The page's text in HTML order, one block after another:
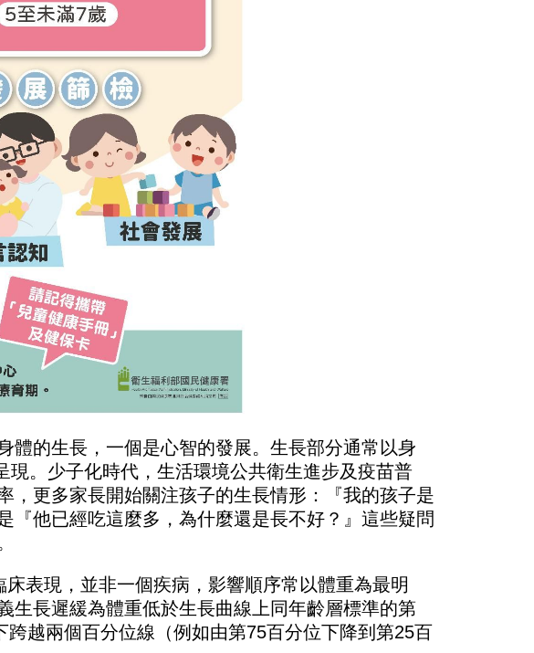
體的生長，一個是心智的發展。生長部分通常以身
現。少子化時代，生活環境公共衛生進步及疫苗普
，更多家長開始關注孩子的生長情形：『我的孩子是
『他已經吃這麼多，為什麼還是長不好？』這些疑問
床表現，並非一個疾病，影響順序常以體重為最明
生長遲緩為體重低於生長曲線上同年齡層標準的第
越兩個百分位線（例如由第75百分位下降到第25百